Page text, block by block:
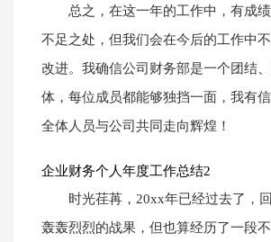
总之，在这一年的工作中，有成
不足之处，但我们会在今后的工作中
改进。我确信公司财务部是一个团结
体，每位成员都能够独挡一面，我有
全体人员与公司共同走向辉煌！
企业财务个人年度工作总结2
时光荏苒，20xx年已经过去了，
轰轰烈烈的战果，但也算经历了一段